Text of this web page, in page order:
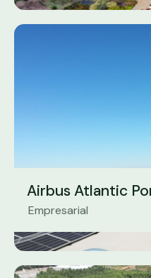
Airbus Atlantic
Empresarial